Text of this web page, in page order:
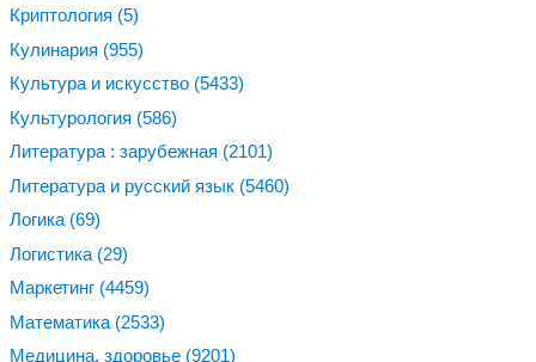
Криптология (5)
Кулинария (955)
Культура и искусство (5433)
Культурология (586)
Литература : зарубежная (2101)
Литература и русский язык (5460)
Логика (69)
Логистика (29)
Маркетинг (4459)
Математика (2533)
Медицина, здоровье (9201)